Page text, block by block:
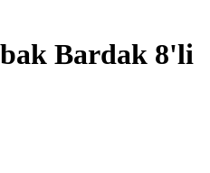
Bardak 8'li